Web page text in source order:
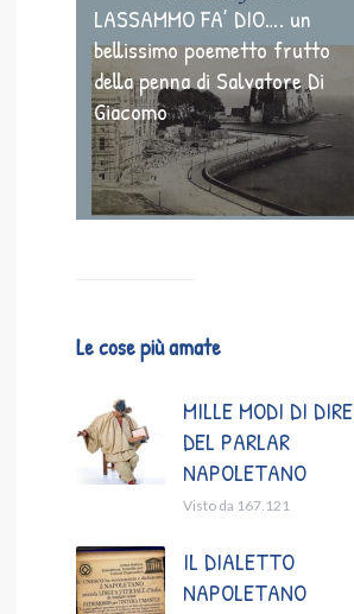
LASSAMMO FA’ DIO…. un
bellissimo poemetto frutto
della penna di Salvatore Di
Giacomo
Le cose più amate
MILLE MODI DI DIRE
DEL PARLAR
NAPOLETANO
Visto da 167.121
IL DIALETTO
NAPOLETANO